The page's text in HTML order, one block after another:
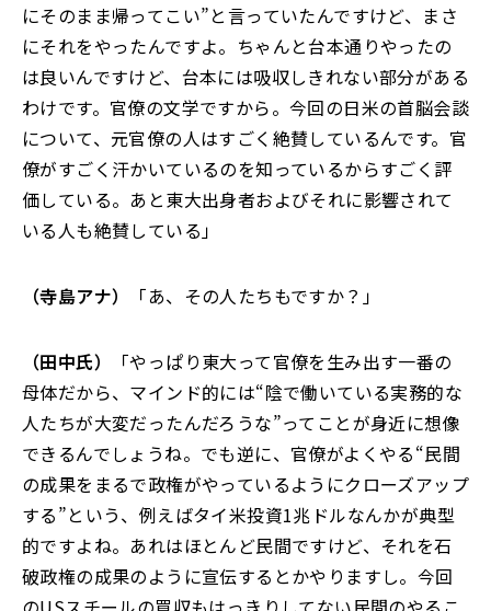
にそのまま帰ってこい”と言っていたんですけど、まさ
にそれをやったんですよ。ちゃんと台本通りやったの
は良いんですけど、台本には吸収しきれない部分がある
わけです。官僚の文学ですから。今回の日米の首脳会談
について、元官僚の人はすごく絶賛しているんです。官
僚がすごく汗かいているのを知っているからすごく評
価している。あと東大出身者およびそれに影響されて
いる人も絶賛している」
（寺島アナ） 「あ、その人たちもですか？」
（田中氏）
「やっぱり東大って官僚を生み出す一番の
母体だから、マインド的には“陰で働いている実務的な
人たちが大変だったんだろうな”ってことが身近に想像
できるんでしょうね。でも逆に、官僚がよくやる“民間
の成果をまるで政権がやっているようにクローズアップ
する”という、例えばタイ米投資1兆ドルなんかが典型
的ですよね。あれはほとんど民間ですけど、それを石
破政権の成果のように宣伝するとかやりますし。今回